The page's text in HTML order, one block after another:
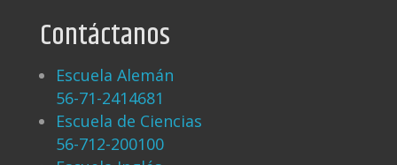
Contáctanos
Escuela Alemán
56-71-2414681
Escuela de Ciencias
56-712-200100